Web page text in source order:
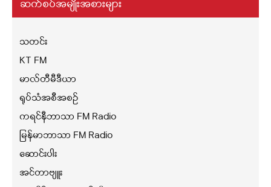
ဆက်စပ်အမျိုးအစားများ
သတင်း
KT FM
မာလ်တီမီဒီယာ
ရုပ်သံအစီအစဉ်
ကရင်နီဘာသာ FM Radio
မြန်မာဘာသာ FM Radio
ဆောင်းပါး
အင်တာဗျူး